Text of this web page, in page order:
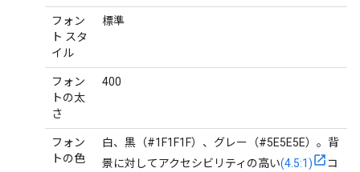
フォン
ト スタ
イル
標準
フォン
トの太
さ
400
フォン
トの色
白、黒（#1F1F1F）、グレー（#5E5E5E）。背
景に対してアクセシビリティの高い(4.5:1)
コ